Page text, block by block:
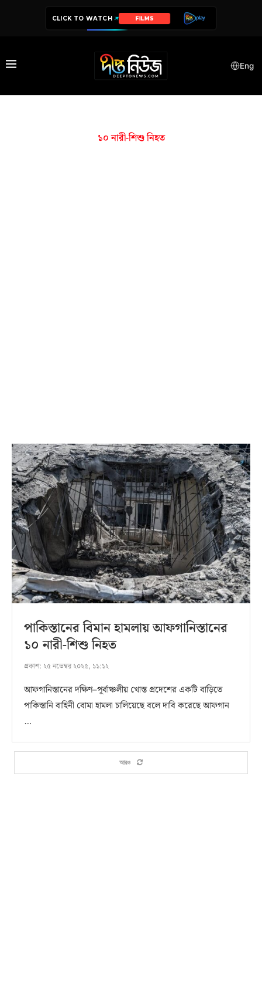
CLICK TO WATCH FILMS
Eng
১০ নারী-শিশু নিহত
পাকিস্তানের বিমান হামলায় আফগানিস্তানের
১০ নারী-শিশু নিহত
প্রকাশ: ২৫ নভেম্বর ২০২৫, ১১:১২
আফগানিস্তানের দক্ষিণ–পূর্বাঞ্চলীয় খোস্ত প্রদেশের একটি বাড়িতে
পাকিস্তানি বাহিনী বোমা হামলা চালিয়েছে বলে দাবি করেছে আফগান
…
আরও